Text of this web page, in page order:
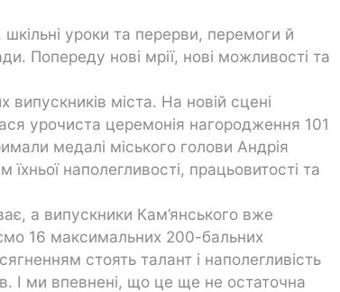
уроки та перерви, перемоги й
Попереду нові мрії, нові можливості та
міста. На новій сцені
урочиста церемонія нагородження 101
медалі міського голови Андрія
наполегливості, працьовитості та
а випускники Кам’янського вже
16 максимальних 200-бальних
стоять талант і наполегливість
І ми впевнені, що це ще не остаточна